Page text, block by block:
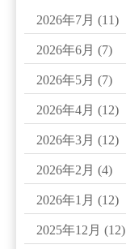
2026年7月 (11)
2026年6月 (7)
2026年5月 (7)
2026年4月 (12)
2026年3月 (12)
2026年2月 (4)
2026年1月 (12)
2025年12月 (12)